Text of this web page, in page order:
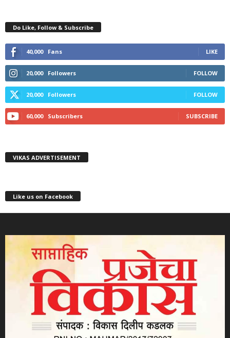
Do Like, Follow & Subscribe
40,000 Fans LIKE
20,000 Followers FOLLOW
20,000 Followers FOLLOW
60,000 Subscribers SUBSCRIBE
VIKAS ADVERTISEMENT
Like us on Facebook